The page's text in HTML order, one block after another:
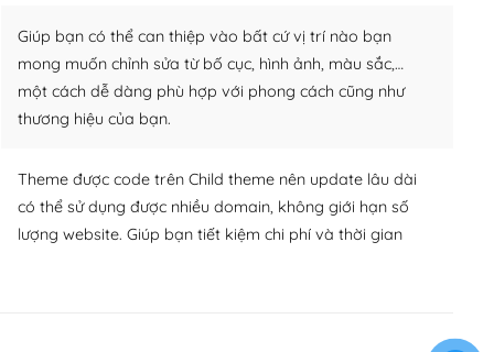
Giúp bạn có thể can thiệp vào bất cứ vị trí nào bạn
mong muốn chỉnh sửa từ bố cục, hình ảnh, màu sắc,…
một cách dễ dàng phù hợp với phong cách cũng như
thương hiệu của bạn.
Theme được code trên Child theme nên update lâu dài
có thể sử dụng được nhiều domain, không giới hạn số
lượng website. Giúp bạn tiết kiệm chi phí và thời gian